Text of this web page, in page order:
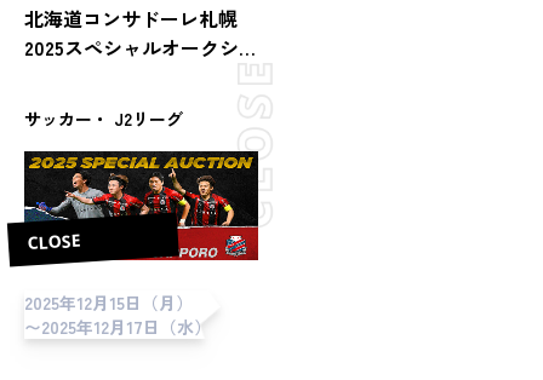
CLOSE
北海道コンサドーレ札幌
2025スペシャルオークシ
サッカー・ J2リーグ
2025年12月15日（月）
〜2025年12月17日（水）